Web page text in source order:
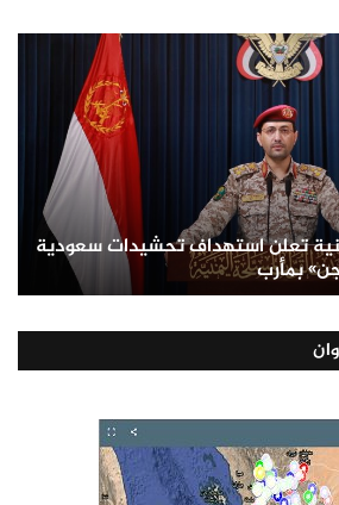
تعلن استهداف تحشيدات سعودية
بمأرب